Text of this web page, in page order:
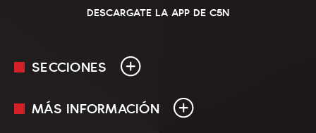
DESCARGATE LA APP DE C5N
SECCIONES
En Vivo
MÁS INFORMACIÓN